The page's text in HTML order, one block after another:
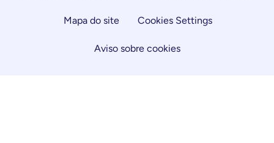
Mapa do site Cookies Settings
Aviso sobre cookies